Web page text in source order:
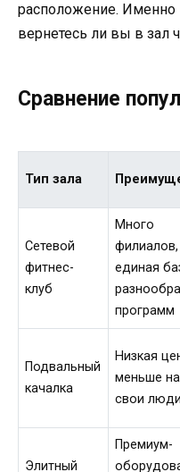
расположение. Именно
вернетесь ли вы в зал
Сравнение
Тип зала
Сетевой
фитнес-
клуб
Много
филиалов,
единая
программ
Подвальный
качалка
Низкая
меньше
свои люди
Элитный
Премиум-